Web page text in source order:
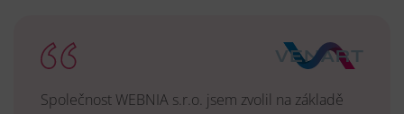
Společnost WEBNIA s.r.o. jsem zvolil na základě